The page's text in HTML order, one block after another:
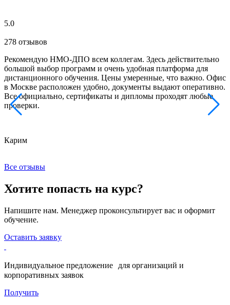
5.0
278 отзывов
Рекомендую НМО-ДПО всем коллегам. Здесь действительно
большой выбор программ и очень удобная платформа для
дистанционного обучения. Цены умеренные, что важно. Офис
в Москве расположен удобно, документы выдают оперативно.
Все официально, сертификаты и дипломы проходят любые
проверки.
Карим
Все отзывы
Хотите попасть на курс?
Напишите нам. Менеджер проконсультирует вас и оформит
обучение.
Оставить заявку
Индивидуальное предложение для организаций и
корпоративных заявок
Получить